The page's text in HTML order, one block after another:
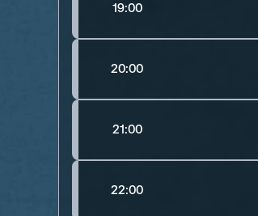
19:00
20:00
21:00
22:00